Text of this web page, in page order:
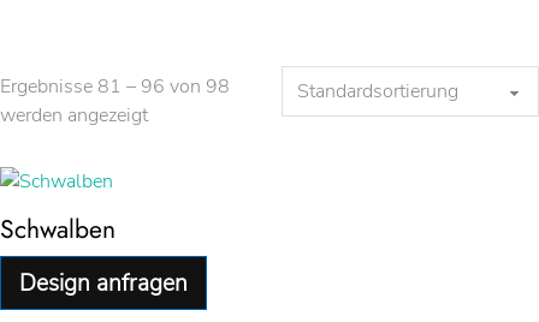
Ergebnisse 81 – 96 von 98
werden angezeigt
Schwalben
Design anfragen